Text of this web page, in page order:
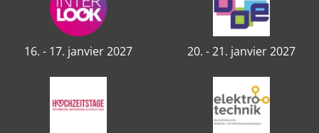
16. - 17. janvier 2027 20. - 21. janvier 2027